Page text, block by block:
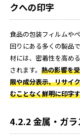
クへの印字
食品の包装フィルムや
回りにある多くの製品
材には、密着性を高め
されます。 熱の影響を
限や成分表示、リサイ
むことなく鮮明に印字
4.2.2 金属・ガ